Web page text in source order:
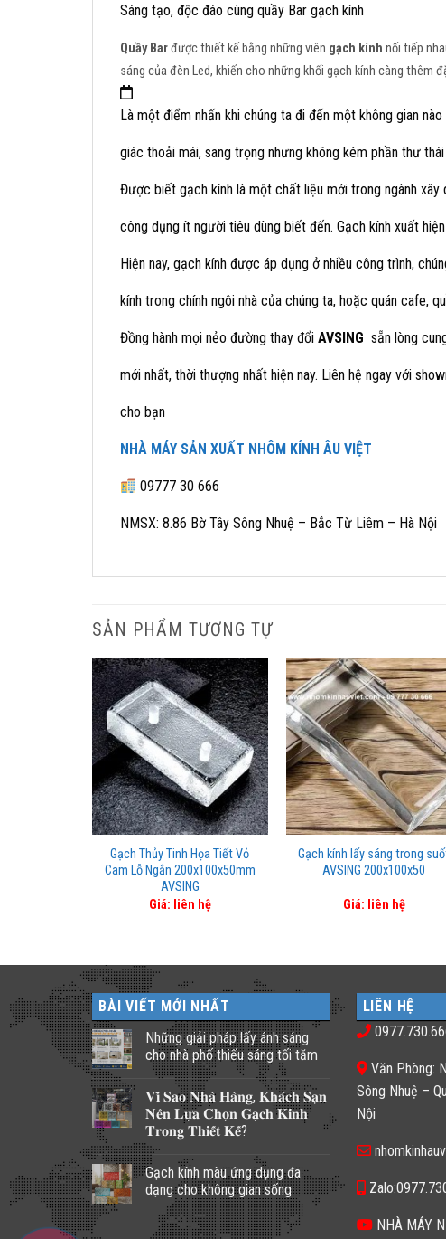
Sáng tạo, độc đáo cùng quầy Bar gạch kính
Quầy Barđược thiết kế bằng những viên gạch kính nối tiếp
sáng của đèn Led, khiến cho những khối gạch kính càng thêm
Là một điểm nhấn khi chúng ta đi đến một không gian
giác thoải mái, sang trọng nhưng không kém phần thư thái
Được biết gạch kính là một chất liệu mới trong ngành xây
công dụng ít người tiêu dùng biết đến. Gạch kính xuất
Hiện nay, gạch kính được áp dụng ở nhiều công trình,
kính trong chính ngôi nhà của chúng ta, hoặc quán cafe,
Đồng hành mọi nẻo đường thay đổi AVSING sẵn lòng
mới nhất, thời thượng nhất hiện nay. Liên hệ ngay với
cho bạn
NHÀ MÁY SẢN XUẤT NHÔM KÍNH ÂU VIỆT
09777 30 666
NMSX: 8.86 Bờ Tây Sông Nhuệ – Bắc Từ Liêm – Hà Nội
SẢN PHẨM TƯƠNG TỰ
Gạch Thủy Tinh Họa Tiết Vỏ
Cam Lỗ Ngắn 200x100x50mm
AVSING
Giá: liên hệ
Gạch kính lấy sáng trong
AVSING 200x100x50
Giá: liên hệ
BÀI VIẾT MỚI NHẤT
Những giải pháp lấy ánh sáng
cho nhà phố thiếu sáng tối tăm
Không
bình
luận
ở
Những
giải
pháp
lấy
ánh
sáng
nhà
phố
𝐕𝐢̀ 𝐒𝐚𝐨 𝐍𝐡𝐚̀ 𝐇𝐚̀𝐧𝐠, 𝐊𝐡𝐚́𝐜𝐡 𝐒𝐚̣𝐧
𝐍𝐞̂𝐧 𝐋𝐮̛̣𝐚 𝐂𝐡𝐨̣𝐧 𝐆𝐚̣𝐜𝐡 𝐊𝐢́𝐧𝐡
𝐓𝐫𝐨𝐧𝐠 𝐓𝐡𝐢𝐞̂́𝐭 𝐊𝐞̂́?
Không
có
bình
luận
ở
𝐒𝐚𝐨
𝐍𝐡𝐚̀
Gạch kính màu ứng dụng đa
dạng cho không gian sống
Không
bình
LIÊN HỆ
Văn Phòng:
Sông Nhuệ –
Nội
NHÀ MÁY